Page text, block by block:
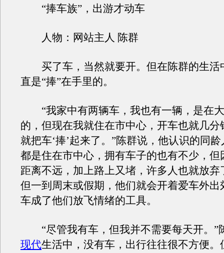
“捧车族”，出游才动车
人物：网站主人 陈群
买了车，当然就要开。但在陈群的生活
直是“捧”在手里的。
“我家中有两辆车，我也有一辆，是在
的，但现在我就住在市中心，开车也就几分
就把车‘捧’起来了。”陈群说，他认识的同
都是住在市中心，拥有车子的也有不少，但
距离不远，加上路上又堵，许多人也就放弃
但一到周末或假期，他们就会开着爱车外出
车成了他们放飞情绪的工具。
“尽管我有车，但我并不需要每天开。”
现代生活中，没有车，出行往往很不方便。